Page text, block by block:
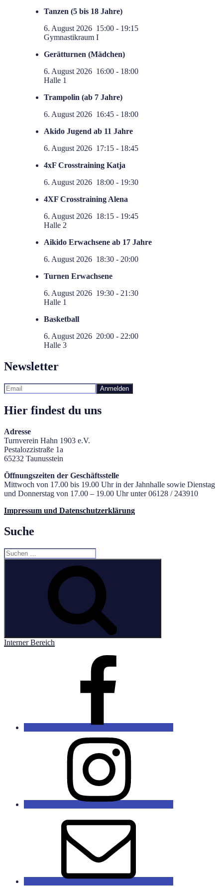
Tanzen (5 bis 18 Jahre)
6. August 2026 15:00 - 19:15
Gymnastikraum I
Gerätturnen (Mädchen)
6. August 2026 16:00 - 18:00
Halle 1
Trampolin (ab 7 Jahre)
6. August 2026 16:45 - 18:00
Akido Jugend ab 11 Jahre
6. August 2026 17:15 - 18:45
4xF Crosstraining Katja
6. August 2026 18:00 - 19:30
4XF Crosstraining Alena
6. August 2026 18:15 - 19:45
Halle 2
Aikido Erwachsene ab 17 Jahre
6. August 2026 18:30 - 20:00
Turnen Erwachsene
6. August 2026 19:30 - 21:30
Halle 1
Basketball
6. August 2026 20:00 - 22:00
Halle 3
Newsletter
Hier findest du uns
Adresse
Turnverein Hahn 1903 e.V.
Pestalozzistraße 1a
65232 Taunusstein
Öffnungszeiten der Geschäftsstelle
Mittwoch von 17.00 bis 19.00 Uhr in der Jahnhalle sowie Dienstag
und Donnerstag von 17.00 – 19.00 Uhr unter 06128 / 243910
Impressum und Datenschutzerklärung
Suche
Suchen
nach:
Interner Bereich